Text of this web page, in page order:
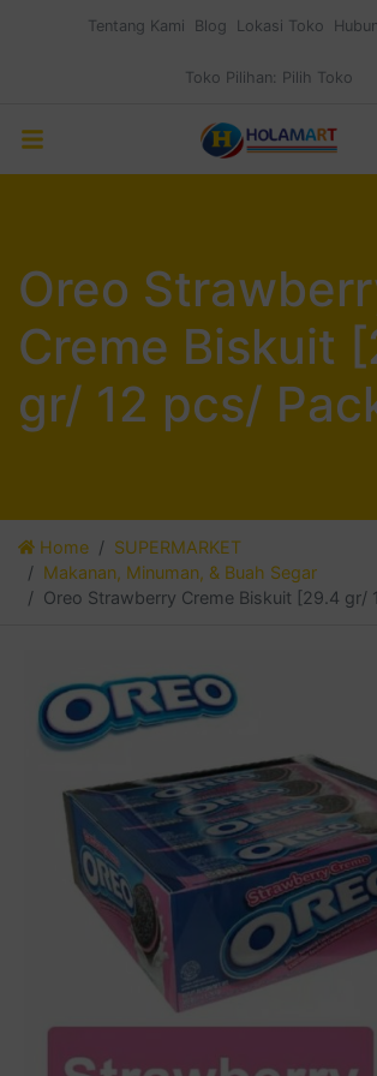
Tentang Kami Blog Lokasi Toko
Toko Pilihan: Pilih Toko
Oreo
Creme Biskuit
gr/ 12 pcs/
Home
SUPERMARKET
Makanan, Minuman, & Buah Segar
Oreo Strawberry Creme Biskuit [29.4 gr/